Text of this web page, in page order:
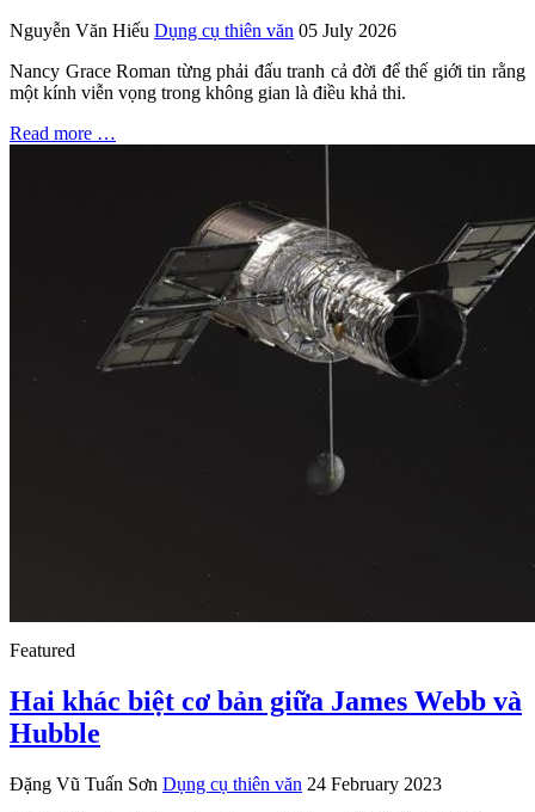
Nguyễn Văn Hiếu Dụng cụ thiên văn 05 July 2026
Nancy Grace Roman từng phải đấu tranh cả đời để thế giới tin rằng
một kính viễn vọng trong không gian là điều khả thi.
Read more …
Featured
Hai khác biệt cơ bản giữa James Webb và
Hubble
Đặng Vũ Tuấn Sơn Dụng cụ thiên văn 24 February 2023